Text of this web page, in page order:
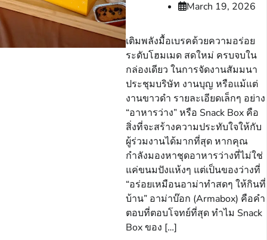
March 19, 2026
เติมพลังมื้อเบรคด้วยความอร่อย
ระดับโฮมเมด สดใหม่ ครบจบใน
กล่องเดียว ในการจัดงานสัมมนา
ประชุมบริษัท งานบุญ หรือแม้แต่
งานขาวดำ รายละเอียดเล็กๆ อย่าง
“อาหารว่าง” หรือ Snack Box คือ
สิ่งที่จะสร้างความประทับใจให้กับ
ผู้ร่วมงานได้มากที่สุด หากคุณ
กำลังมองหาชุดอาหารว่างที่ไม่ใช่
แค่ขนมปังแห้งๆ แต่เป็นของว่างที่
“อร่อยเหมือนอาม่าทำสดๆ ให้กินที่
บ้าน” อาม่าบ๊อก (Armabox) คือคำ
ตอบที่ตอบโจทย์ที่สุด ทำไม Snack
Box ของ […]